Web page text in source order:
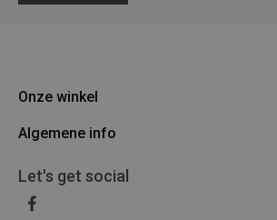
Onze winkel
Legerstock Teunissen
Route
011/640469
BE 0453 873 688
Algemene info
Algemene voorwaarden
Privacy Policy
Let's get social